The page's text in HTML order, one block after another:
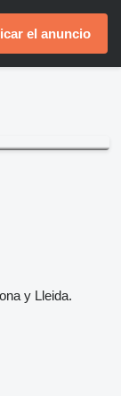
el anuncio
y Lleida.